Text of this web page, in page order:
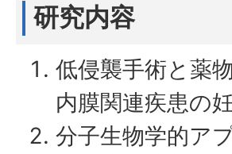
研究内容
低侵襲手術と薬
内膜関連疾患の
分子生物学的ア